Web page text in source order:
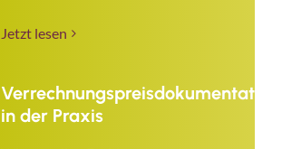
Jetzt lesen
Verrechnungspreisdokumentation
in der Praxis